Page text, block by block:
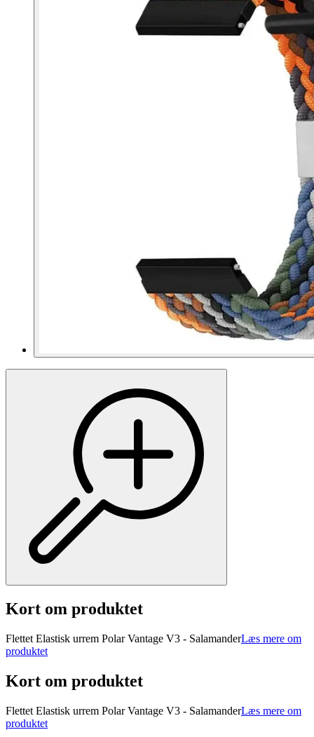
Kort om produktet
Flettet Elastisk urrem Polar Vantage V3 - SalamanderLæs mere om
produktet
Kort om produktet
Flettet Elastisk urrem Polar Vantage V3 - SalamanderLæs mere om
produktet